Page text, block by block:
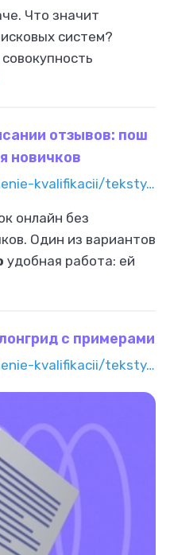
Что значит
систем?
совокупность
текст
отзывов: пош
новичков
/povyshenie-kvalifikacii/teksty/otzyvy/kak-zarabotat-na-napisanii-otzyvov-poshagovoe-rukovodstvo-dlya-n
онлайн без
Один из вариантов
удобная работа: ей
дома и брать заказы
с примерами
/povyshenie-kvalifikacii/teksty/kopirajting/kak-napisat-horoshiy-longrid-s-primerami